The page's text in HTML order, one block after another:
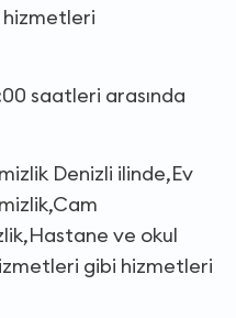
hizmetleri
saatleri arasında
Denizli ilinde,Ev
ve okul
gibi hizmetleri